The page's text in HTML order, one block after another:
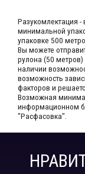
Разукомлектация -
минимальной
упаковке 500
Вы можете
рулона (50
наличии
возможность
факторов и
Возможная
информационном
"Расфасовка".